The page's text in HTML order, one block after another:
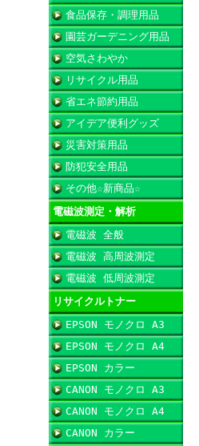
食品保存・調理用品
園芸ガーデニング用品
空気さわやか
リサイクル用品
省エネ節約用品
アイデア便利グッズ
災害対策用品
防犯安全用品
その他☆新商品☆
電磁波測定・解析
電磁波 全般
電磁波 高周波測定
電磁波 低周波測定
リサイクルトナー
EPSON モノクロ A3
EPSON モノクロ A4
EPSON カラー
CANON モノクロ A3
CANON モノクロ A4
CANON カラー